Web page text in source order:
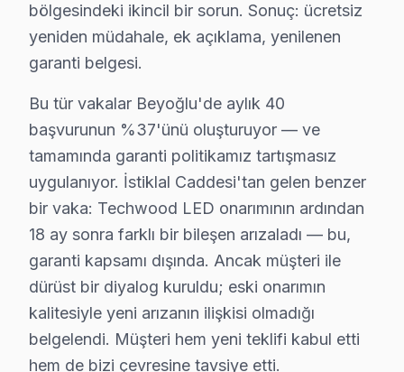
Beyoğlu Diğer Marka Servisleri
· Beyoğlu Hi-Level
· Beyoğlu iFFALCON
· Beyoğlu Samsung
· Beyoğlu LG
· Beyoğlu Panasonic
· Beyoğlu Toshiba
Beyoğlu'de Techwood TV Tamiri —
bölgesindeki ikincil bir sorun. Sonuç: ücretsiz
yeniden müdahale, ek açıklama, yenilenen
garanti belgesi.
Bu tür vakalar Beyoğlu'de aylık 40
başvurunun %37'ünü oluşturuyor — ve
tamamında garanti politikamız tartışmasız
uygulanıyor. İstiklal Caddesi'tan gelen benzer
bir vaka: Techwood LED onarımının ardından
18 ay sonra farklı bir bileşen arızaladı — bu,
garanti kapsamı dışında. Ancak müşteri ile
dürüst bir diyalog kuruldu; eski onarımın
kalitesiyle yeni arızanın ilişkisi olmadığı
belgelendi. Müşteri hem yeni teklifi kabul etti
hem de bizi çevresine tavsiye etti.